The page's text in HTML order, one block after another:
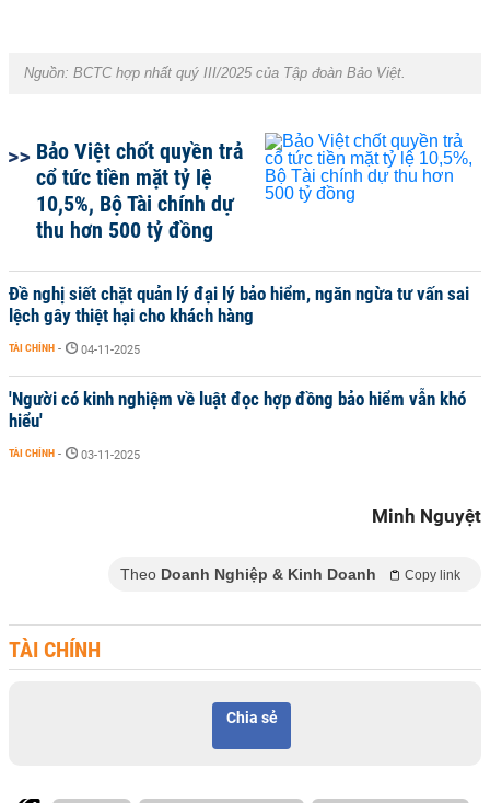
Nguồn: BCTC hợp nhất quý III/2025 của Tập đoàn Bảo Việt.
Bảo Việt chốt quyền trả
cổ tức tiền mặt tỷ lệ
10,5%, Bộ Tài chính dự
thu hơn 500 tỷ đồng
Đề nghị siết chặt quản lý đại lý bảo hiểm, ngăn ngừa tư vấn sai
lệch gây thiệt hại cho khách hàng
TÀI CHÍNH - 04-11-2025
'Người có kinh nghiệm về luật đọc hợp đồng bảo hiểm vẫn khó
hiểu'
TÀI CHÍNH - 03-11-2025
Minh Nguyệt
Theo Doanh Nghiệp & Kinh Doanh Copy link
TÀI CHÍNH
Chia sẻ